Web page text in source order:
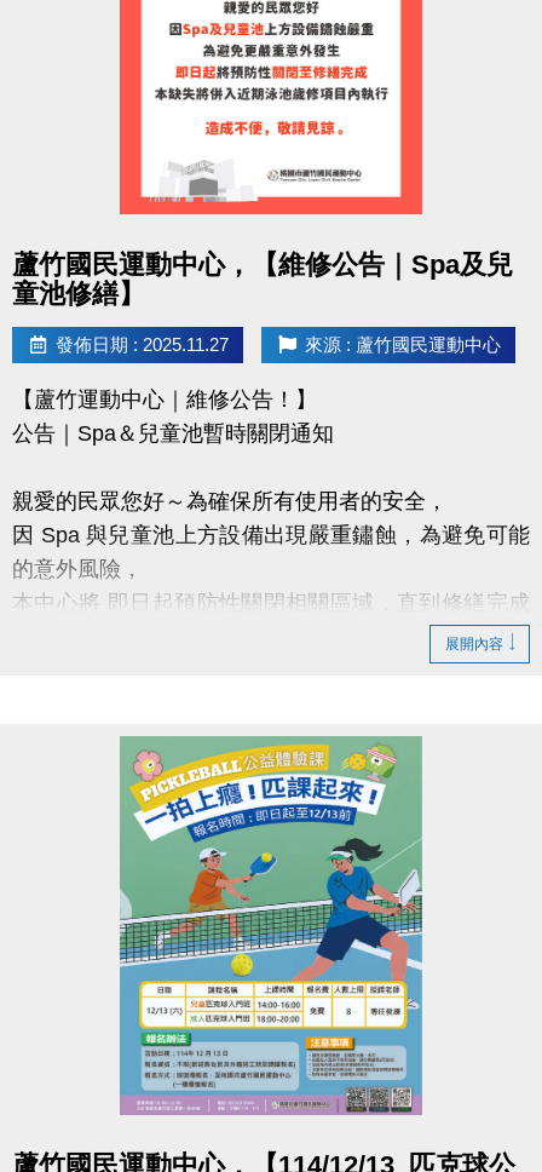
洽詢專線 : (03)263-9066 分機111
FB : @桃園市蘆竹國民運動中心
IG : @luzhusports
感謝大家支持蘆竹國民運動中心
讓我們一起讓愛車安心停、放心停！
蘆竹國民運動中心，【維修公告｜Spa及兒
童池修繕】
發佈日期 : 2025.11.27 來源 : 蘆竹國民運動中心
【蘆竹運動中心｜維修公告！】
公告｜Spa＆兒童池暫時關閉通知
親愛的民眾您好～為確保所有使用者的安全，
因 Spa 與兒童池上方設備出現嚴重鏽蝕，為避免可能
的意外風險，
本中心將 即日起預防性關閉相關區域，直到修繕完成
讓大家未來使用能更安心
造成您的不便，敬請見諒，感謝您的耐心與體諒
(03)263-9066 分機111
官網 :
https://www.lzsports.com.tw/zh_TW/news/pageID/1/
FB : 桃園市蘆竹國民運動中心
IG : @luzhusports
展開內容
蘆竹國民運動中心，【114/12/13_匹克球公